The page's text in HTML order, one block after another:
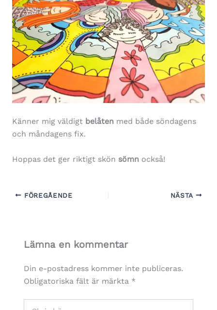
Känner mig väldigt belåten med både söndagens
och måndagens fix.
Hoppas det ger riktigt skön sömn också!
FÖREGÅENDE NÄSTA
Lämna en kommentar
Din e-postadress kommer inte publiceras.
Obligatoriska fält är märkta *